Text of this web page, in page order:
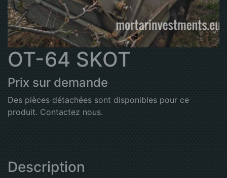
OT-64 SKOT
Prix sur demande
Des pièces détachées sont disponibles pour ce
produit. Contactez nous.
Description